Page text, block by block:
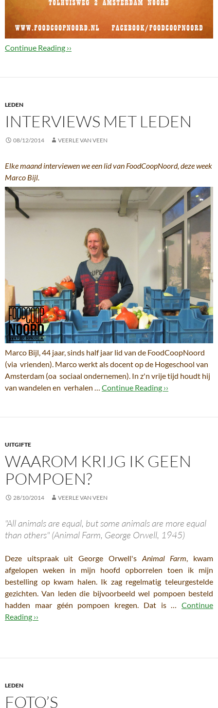
Continue Reading ››
LEDEN
INTERVIEWS MET LEDEN
08/12/2014 VEERLE VAN VEEN
Elke maand interviewen we een lid van FoodCoopNoord, deze week
Marco Bijl.
Marco Bijl, 44 jaar, sinds half jaar lid van de FoodCoopNoord
(via vrienden). Marco werkt als docent op de Hogeschool van
Amsterdam (oa sociaal ondernemen). In z'n vrije tijd houdt hij
van wandelen en verhalen … Continue Reading ››
UITGIFTE
WAAROM KRIJG IK GEEN
POMPOEN?
28/10/2014 VEERLE VAN VEEN
"All animals are equal, but some animals are more equal
than others" (Animal Farm, George Orwell, 1945)
Deze uitspraak uit George Orwell's Animal Farm, kwam
afgelopen weken in mijn hoofd opborrelen toen ik mijn
bestelling op kwam halen. Ik zag regelmatig teleurgestelde
gezichten. Van leden die bijvoorbeeld wel pompoen besteld
hadden maar géén pompoen kregen. Dat is … Continue
Reading ››
LEDEN
FOTO’S